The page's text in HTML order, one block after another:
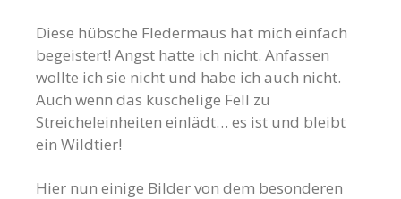
Diese hübsche Fledermaus hat mich einfach
begeistert! Angst hatte ich nicht. Anfassen
wollte ich sie nicht und habe ich auch nicht.
Auch wenn das kuschelige Fell zu
Streicheleinheiten einlädt… es ist und bleibt
ein Wildtier!
Hier nun einige Bilder von dem besonderen